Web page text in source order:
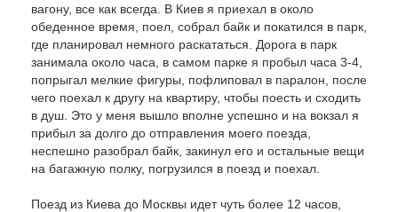
вагону, все как всегда. В Киев я приехал в около
обеденное время, поел, собрал байк и покатился в парк,
где планировал немного раскататься. Дорога в парк
занимала около часа, в самом парке я пробыл часа 3-4,
попрыгал мелкие фигуры, пофлиповал в паралон, после
чего поехал к другу на квартиру, чтобы поесть и сходить
в душ. Это у меня вышло вполне успешно и на вокзал я
прибыл за долго до отправления моего поезда,
неспешно разобрал байк, закинул его и остальные вещи
на багажную полку, погрузился в поезд и поехал.
Поезд из Киева до Москвы идет чуть более 12 часов,